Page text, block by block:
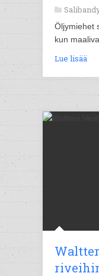
Öljymiehet
kun
Lue lisää